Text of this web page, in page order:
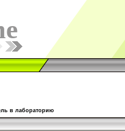
в лабораторию